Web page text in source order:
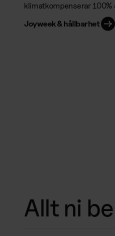
klimatkompenserar
Joyweek & hållbarhet
Allt ni